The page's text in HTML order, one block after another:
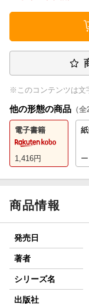
※このコンテンツは文
他の形態の商品 （全
電子書籍
1,416円 ー
商品情報
発売日
著者
シリーズ名
出版社